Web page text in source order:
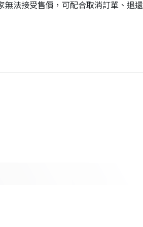
法接受售價，可配合取消訂單、退還